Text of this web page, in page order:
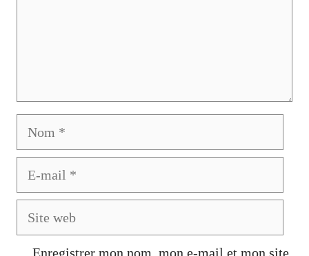
Enregistrer mon nom, mon e-mail et mon site